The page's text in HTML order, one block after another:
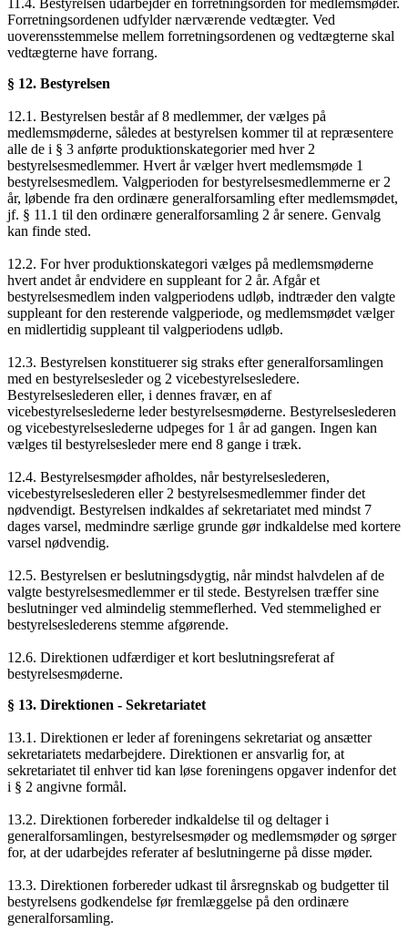
11.4. Bestyrelsen udarbejder en forretningsorden for medlemsmøder.
Forretningsordenen udfylder nærværende vedtægter. Ved
uoverensstemmelse mellem forretningsordenen og vedtægterne skal
vedtægterne have forrang.
§ 12. Bestyrelsen
12.1. Bestyrelsen består af 8 medlemmer, der vælges på
medlemsmøderne, således at bestyrelsen kommer til at repræsentere
alle de i § 3 anførte produktionskategorier med hver 2
bestyrelsesmedlemmer. Hvert år vælger hvert medlemsmøde 1
bestyrelsesmedlem. Valgperioden for bestyrelsesmedlemmerne er 2
år, løbende fra den ordinære generalforsamling efter medlemsmødet,
jf. § 11.1 til den ordinære generalforsamling 2 år senere. Genvalg
kan finde sted.
12.2. For hver produktionskategori vælges på medlemsmøderne
hvert andet år endvidere en suppleant for 2 år. Afgår et
bestyrelsesmedlem inden valgperiodens udløb, indtræder den valgte
suppleant for den resterende valgperiode, og medlemsmødet vælger
en midlertidig suppleant til valgperiodens udløb.
12.3. Bestyrelsen konstituerer sig straks efter generalforsamlingen
med en bestyrelsesleder og 2 vicebestyrelsesledere.
Bestyrelseslederen eller, i dennes fravær, en af
vicebestyrelseslederne leder bestyrelsesmøderne. Bestyrelseslederen
og vicebestyrelseslederne udpeges for 1 år ad gangen. Ingen kan
vælges til bestyrelsesleder mere end 8 gange i træk.
12.4. Bestyrelsesmøder afholdes, når bestyrelseslederen,
vicebestyrelseslederen eller 2 bestyrelsesmedlemmer finder det
nødvendigt. Bestyrelsen indkaldes af sekretariatet med mindst 7
dages varsel, medmindre særlige grunde gør indkaldelse med kortere
varsel nødvendig.
12.5. Bestyrelsen er beslutningsdygtig, når mindst halvdelen af de
valgte bestyrelsesmedlemmer er til stede. Bestyrelsen træffer sine
beslutninger ved almindelig stemmeflerhed. Ved stemmelighed er
bestyrelseslederens stemme afgørende.
12.6. Direktionen udfærdiger et kort beslutningsreferat af
bestyrelsesmøderne.
§ 13. Direktionen - Sekretariatet
13.1. Direktionen er leder af foreningens sekretariat og ansætter
sekretariatets medarbejdere. Direktionen er ansvarlig for, at
sekretariatet til enhver tid kan løse foreningens opgaver indenfor det
i § 2 angivne formål.
13.2. Direktionen forbereder indkaldelse til og deltager i
generalforsamlingen, bestyrelsesmøder og medlemsmøder og sørger
for, at der udarbejdes referater af beslutningerne på disse møder.
13.3. Direktionen forbereder udkast til årsregnskab og budgetter til
bestyrelsens godkendelse før fremlæggelse på den ordinære
generalforsamling.